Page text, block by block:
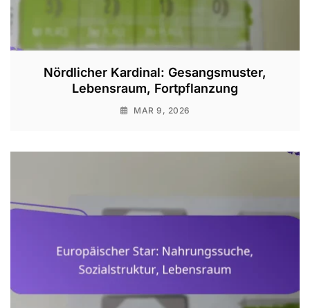
Nördlicher Kardinal: Gesangsmuster,
Lebensraum, Fortpflanzung
MAR 9, 2026